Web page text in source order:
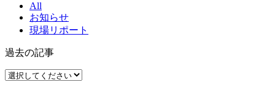
All
お知らせ
現場リポート
過去の記事